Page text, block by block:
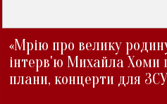
«Мрію про велику
інтерв'ю Михайла Хоми
плани, концерти для ЗСУ